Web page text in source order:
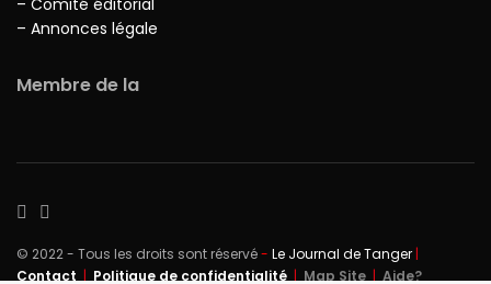
– Annonces légale
Membre de la
© 2022 - Tous les droits sont réservé- Le Journal de Tanger |
Contact |Politique de confidentialité | Map Site|Aide?